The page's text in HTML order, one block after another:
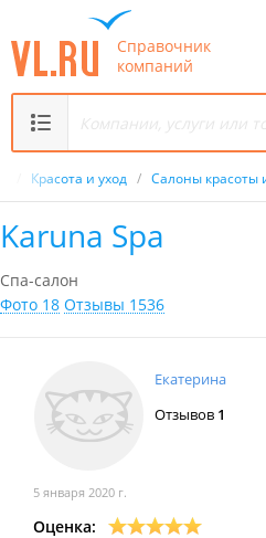
Справочник
компаний
Красота и уход / Салоны красоты
Karuna Spa
Спа-салон
Фото 18 Отзывы 1536
Екатерина
Отзывов 1
5 января 2020 г.
Оценка: